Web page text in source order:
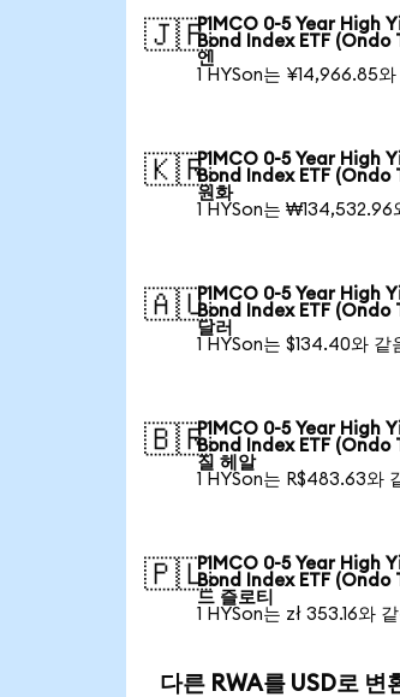
🇯🇵PIMCO 0-5 Year High
Bond Index ETF (Ondo
엔
1 HYSon는 ¥14,966.85와
🇰🇷PIMCO 0-5 Year High
Bond Index ETF (Ondo
원화
1 HYSon는 ₩134,532.96
🇦🇺PIMCO 0-5 Year High
Bond Index ETF (Ondo
달러
1 HYSon는 $134.40와 같
🇧🇷PIMCO 0-5 Year High
Bond Index ETF (Ondo
질 헤알
1 HYSon는 R$483.63와
🇵🇱PIMCO 0-5 Year High
Bond Index ETF (Ondo
드 즐로티
1 HYSon는 zł 353.16와
다른 RWA를 USD로 변